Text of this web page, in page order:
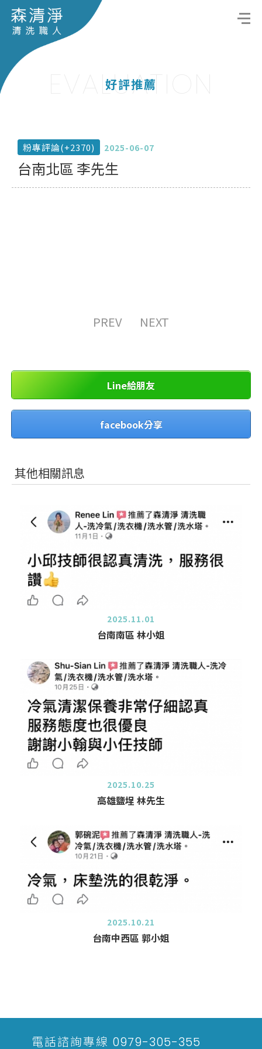
EVALUATION
好評推薦
粉專評論(+2370) 2025-06-07
台南北區 李先生
PREV NEXT
Line給朋友
facebook分享
其他相關訊息
2025.11.01
台南南區 林小姐
2025.10.25
高雄鹽埕 林先生
2025.10.21
台南中西區 郭小姐
電話諮詢專線 0979-305-355